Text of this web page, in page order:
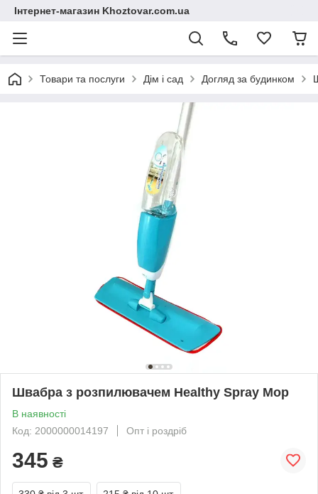
Інтернет-магазин Khoztovar.com.ua
Товари та послуги Дім і сад Догляд за будинком
Швабра з розпилювачем Healthy Spray Mop
В наявності
Код: 2000000014197
Опт і роздріб
345 ₴